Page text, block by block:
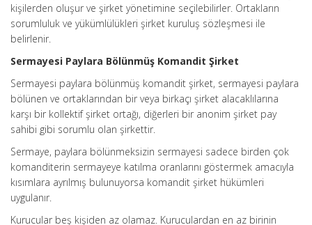
kişilerden oluşur ve şirket yönetimine seçilebilirler. Ortakların
sorumluluk ve yükümlülükleri şirket kuruluş sözleşmesi ile
belirlenir.
Sermayesi Paylara Bölünmüş Komandit Şirket
Sermayesi paylara bölünmüş komandit şirket, sermayesi paylara
bölünen ve ortaklarından bir veya birkaçı şirket alacaklılarına
karşı bir kollektif şirket ortağı, diğerleri bir anonim şirket pay
sahibi gibi sorumlu olan şirkettir.
Sermaye, paylara bölünmeksizin sermayesi sadece birden çok
komanditerin sermayeye katılma oranlarını göstermek amacıyla
kısımlara ayrılmış bulunuyorsa komandit şirket hükümleri
uygulanır.
Kurucular beş kişiden az olamaz. Kuruculardan en az birinin